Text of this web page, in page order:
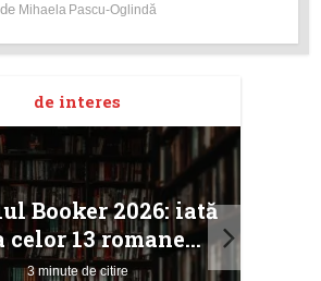
de Mihaela Pascu-Oglindă
de interes
Booker 2026: iată
13 romane...
3 minute de citire